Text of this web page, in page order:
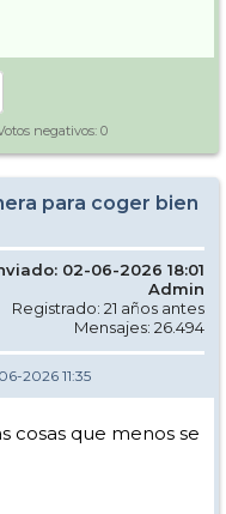
negativos: 0
para coger bien
02-06-2026 18:01
Admin
Registrado: 21 años antes
Mensajes: 26.494
2026 11:35
cosas que menos se